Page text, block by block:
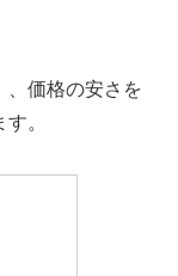
、価格の安さを
。